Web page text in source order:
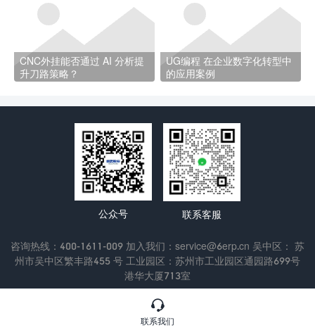
CNC外挂能否通过 AI 分析提
升刀路策略？
UG编程 在企业数字化转型中
的应用案例

联系我们
公众号 联系客服
咨询热线：400-1611-009 加入我们：service@6erp.cn 吴中区： 苏
州市吴中区繁丰路455 号 工业园区：苏州市工业园区通园路699号
港华大厦713室
Copyright © 2022 苏州通商软件科技有限公司
号-3